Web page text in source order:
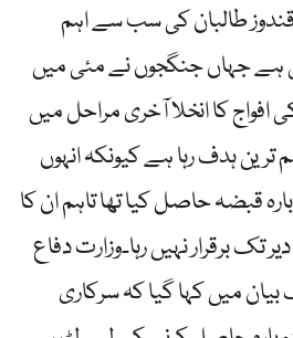
طالبان کی سب سے اہم
ہے جہاں جنگجوں نے مئی میں
کا انخلا آخری مراحل میں
ترین ہدف رہا ہے کیونکہ انہوں
دوبارہ قبضہ حاصل کیا تھا تاہم ان کا
تک برقرار نہیں رہا۔وزارت دفاع
میں کہا گیا کہ سرکاری